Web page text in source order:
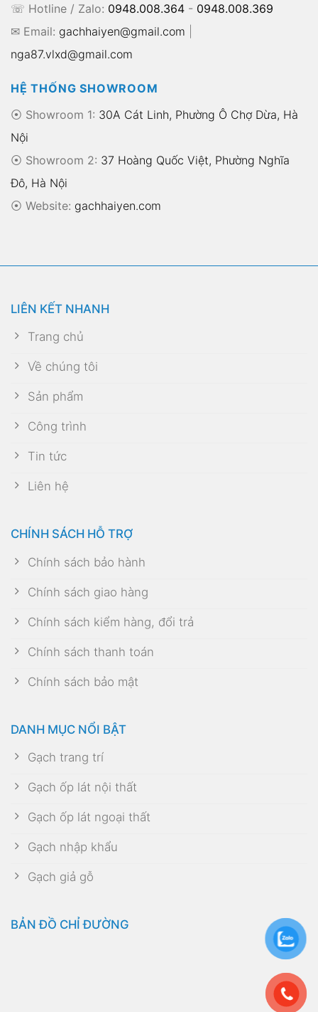
☏ Hotline / Zalo: 0948.008.364 - 0948.008.369
✉ Email: gachhaiyen@gmail.com
nga87.vlxd@gmail.com
HỆ THỐNG SHOWROOM
⦿ Showroom 1: 30A Cát Linh, Phường Ô Chợ Dừa, Hà
Nội
⦿ Showroom 2: 37 Hoàng Quốc Việt, Phường Nghĩa
Đô, Hà Nội
⦿ Website: gachhaiyen.com
LIÊN KẾT NHANH
Trang chủ
Về chúng tôi
Sản phẩm
Công trình
Tin tức
Liên hệ
CHÍNH SÁCH HỖ TRỢ
Chính sách bảo hành
Chính sách giao hàng
Chính sách kiểm hàng, đổi trả
Chính sách thanh toán
Chính sách bảo mật
DANH MỤC NỔI BẬT
Gạch trang trí
Gạch ốp lát nội thất
Gạch ốp lát ngoại thất
Gạch nhập khẩu
Gạch giả gỗ
BẢN ĐỒ CHỈ ĐƯỜNG